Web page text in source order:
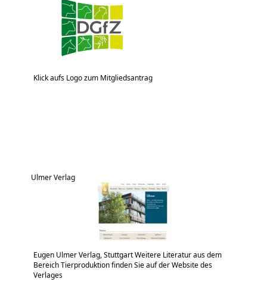
Klick aufs Logo zum Mitgliedsantrag
Ulmer Verlag
Eugen Ulmer Verlag, Stuttgart Weitere Literatur aus dem
Bereich Tierproduktion finden Sie auf der Website des
Verlages